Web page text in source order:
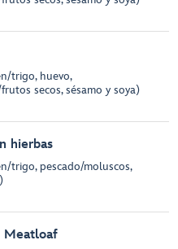
trigo, huevo,
secos, sésamo y soya)
hierbas
trigo, pescado/moluscos,
Meatloaf